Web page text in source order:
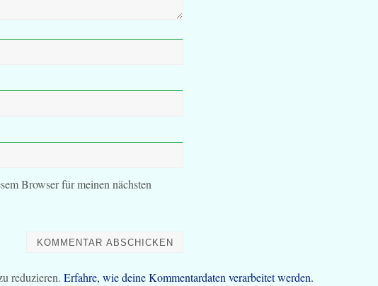
Browser für meinen nächsten
reduzieren. Erfahre, wie deine Kommentardaten verarbeitet werden.